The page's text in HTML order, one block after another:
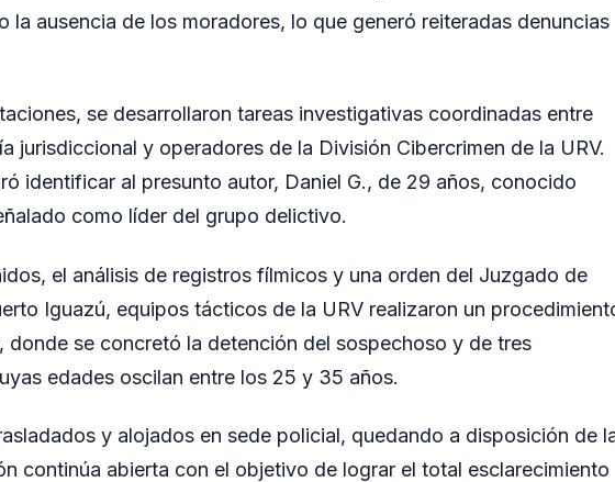
la ausencia de los moradores, lo que generó reiteradas denuncias
se desarrollaron tareas investigativas coordinadas entre
jurisdiccional y operadores de la División Cibercrimen de la URV.
identificar al presunto autor, Daniel G., de 29 años, conocido
como líder del grupo delictivo.
el análisis de registros fílmicos y una orden del Juzgado de
Iguazú, equipos tácticos de la URV realizaron un
donde se concretó la detención del sospechoso y de tres
edades oscilan entre los 25 y 35 años.
y alojados en sede policial, quedando a disposición de
continúa abierta con el objetivo de lograr el total esclarecimiento